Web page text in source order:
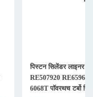
पिस्टन सिलेंडर लाइनर
RE507920 RE65967
6068T पॉवरथच टर्बो